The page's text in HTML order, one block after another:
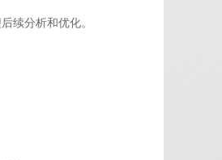
续分析和优化。